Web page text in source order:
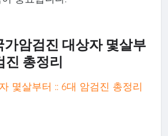
가암검진 대상자 몇살부
총정리
몇살부터 :: 6대 암검진 총정리